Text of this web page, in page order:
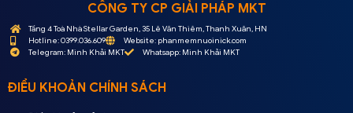
CÔNG TY CP GIẢI PHÁP MKT
Tầng 4 Toà Nhà Stellar Garden, 35 Lê Văn Thiêm, Thanh Xuân, HN
Hotline: 0399.036.609
Website: phanmemnuoinick.com
Telegram: Minh Khải MKT
Whatsapp: Minh Khải MKT
ĐIỀU KHOẢN CHÍNH SÁCH